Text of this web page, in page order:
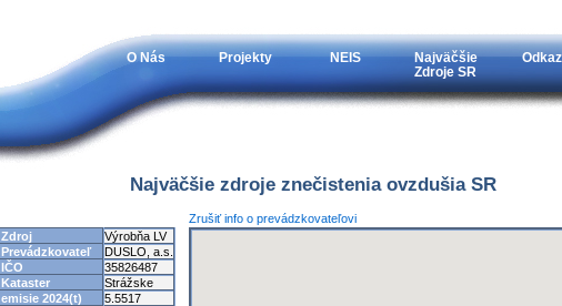
O Nás Projekty NEIS
Najväčšie
Zdroje SR
Najväčšie zdroje znečistenia ovzdušia SR
Zrušiť info o prevádzkovateľovi
Zdroj
Výrobňa LV
Prevádzkovateľ
DUSLO, a.s.
IČO
35826487
Kataster
Strážske
emisie 2024(t)
5.5517